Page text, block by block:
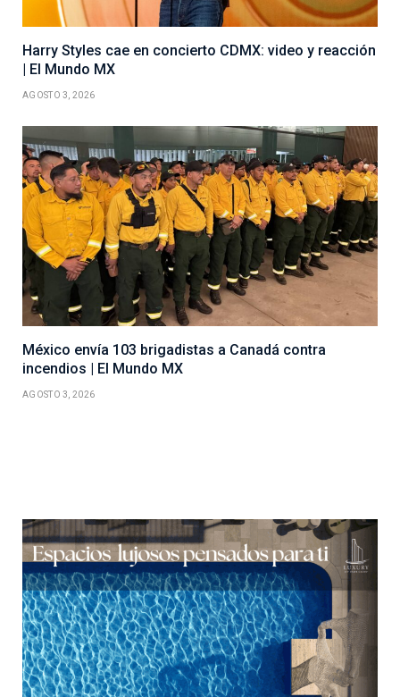
Harry Styles cae en concierto CDMX: video y reacción
| El Mundo MX
AGOSTO 3, 2026
México envía 103 brigadistas a Canadá contra
incendios | El Mundo MX
AGOSTO 3, 2026